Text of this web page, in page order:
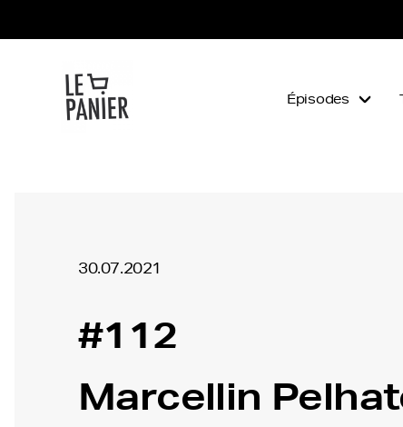
Épisodes
30.07.2021
#112
Marcellin